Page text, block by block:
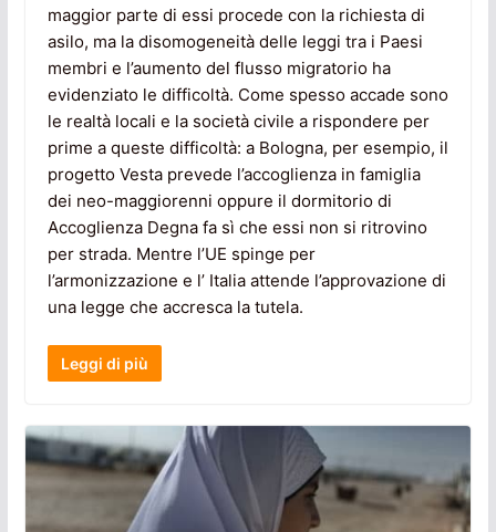
maggior parte di essi procede con la richiesta di
asilo, ma la disomogeneità delle leggi tra i Paesi
membri e l’aumento del flusso migratorio ha
evidenziato le difficoltà. Come spesso accade sono
le realtà locali e la società civile a rispondere per
prime a queste difficoltà: a Bologna, per esempio, il
progetto Vesta prevede l’accoglienza in famiglia
dei neo-maggiorenni oppure il dormitorio di
Accoglienza Degna fa sì che essi non si ritrovino
per strada. Mentre l’UE spinge per
l’armonizzazione e l’ Italia attende l’approvazione di
una legge che accresca la tutela.
Leggi di più